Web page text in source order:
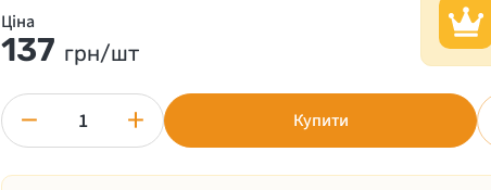
Ціна
137 грн/шт
− + Купити